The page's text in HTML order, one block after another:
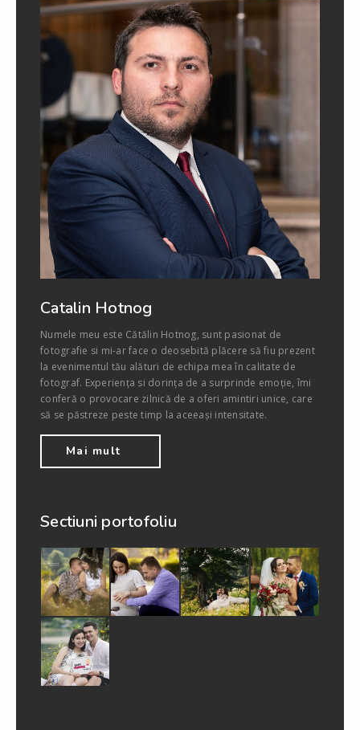
Catalin Hotnog
Numele meu este Cătălin Hotnog, sunt pasionat de
fotografie si mi-ar face o deosebită plăcere să fiu prezent
la evenimentul tău alături de echipa mea în calitate de
fotograf. Experiența si dorința de a surprinde emoție, îmi
conferă o provocare zilnică de a oferi amintiri unice, care
să se păstreze peste timp la aceeași intensitate.
Mai mult
Sectiuni portofoliu